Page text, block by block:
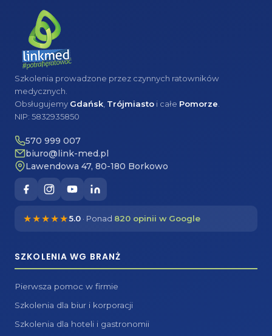
Szkolenia prowadzone przez czynnych ratowników
medycznych.
Obsługujemy Gdańsk, Trójmiasto i całe Pomorze.
NIP: 5832935850
570 999 007
biuro@link-med.pl
Lawendowa 47, 80-180 Borkowo
★★★★★5.0 · Ponad 820 opinii w Google
SZKOLENIA WG BRANŻ
Pierwsza pomoc w firmie
Szkolenia dla biur i korporacji
Szkolenia dla hoteli i gastronomii